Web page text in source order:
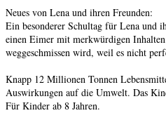
Neues von Lena und ihren Freunden:
Ein besonderer Schultag für Lena und
einen Eimer mit merkwürdigen
weggeschmissen wird, weil es nicht
Knapp 12 Millionen Tonnen
Auswirkungen auf die Umwelt. Das
Für Kinder ab 8 Jahren.